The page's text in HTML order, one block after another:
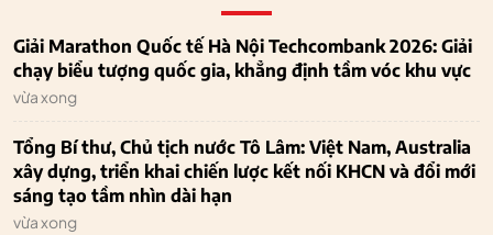
Giải Marathon Quốc tế Hà Nội Techcombank 2026: Giải
chạy biểu tượng quốc gia, khẳng định tầm vóc khu vực
vừa xong
Tổng Bí thư, Chủ tịch nước Tô Lâm: Việt Nam, Australia
xây dựng, triển khai chiến lược kết nối KHCN và đổi mới
sáng tạo tầm nhìn dài hạn
vừa xong